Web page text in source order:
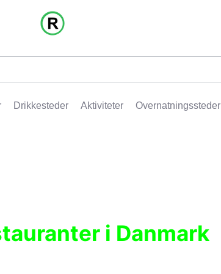
Drikkesteder Aktiviteter Overnatningssteder
i Danmark